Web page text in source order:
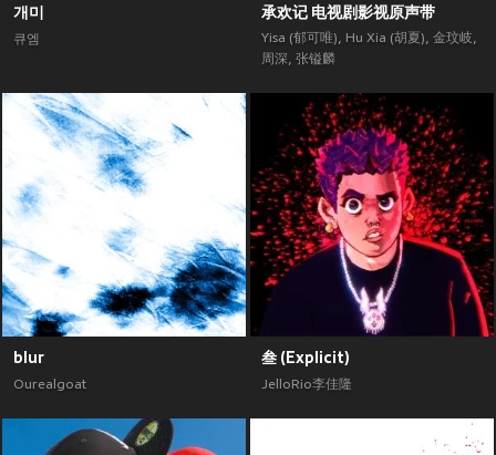
개미
큐엠
承欢记 电视剧影视原声带
Yisa (郁可唯), Hu Xia (胡夏), 金玟岐,
周深, 张镒麟
blur
Ourealgoat
叁 (Explicit)
JelloRio李佳隆